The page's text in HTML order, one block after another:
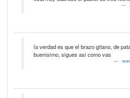
la verdad es que el brazo gitano, de
buenisimo, sigues asi como vas